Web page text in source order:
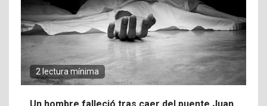
2 lectura mínima
Un hombre falleció tras caer del puente Juan